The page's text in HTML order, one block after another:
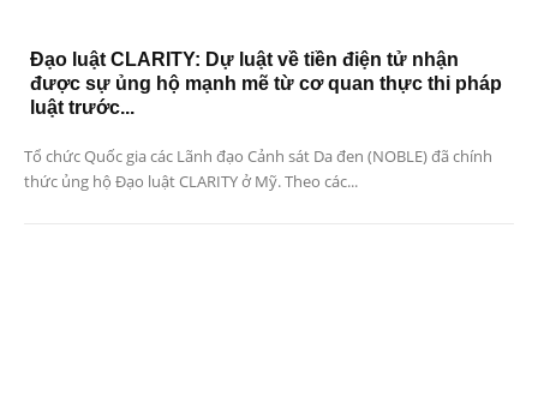
Đạo luật CLARITY: Dự luật về tiền điện tử nhận
được sự ủng hộ mạnh mẽ từ cơ quan thực thi pháp
luật trước...
Tổ chức Quốc gia các Lãnh đạo Cảnh sát Da đen (NOBLE) đã chính
thức ủng hộ Đạo luật CLARITY ở Mỹ. Theo các...